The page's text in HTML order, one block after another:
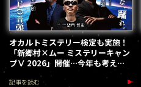
オカルトミステリー検定も実施！
「新郷村×ムー ミステリーキャン
プⅤ 2026」開催…今年も考える
な、踊れ！（2026.9.12）
記事を読む